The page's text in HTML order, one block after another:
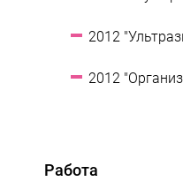
2012
2012
Работа